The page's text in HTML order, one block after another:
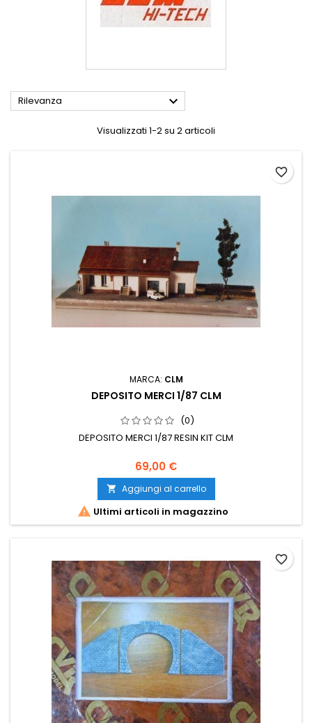
Rilevanza 
Visualizzati 1-2 su 2 articoli
MARCA: CLM
DEPOSITO MERCI 1/87 CLM
(0)
DEPOSITO MERCI 1/87 RESIN KIT CLM
69,00 €
 Aggiungi al carrello
 Ultimi articoli in magazzino
favorite_border
favorite_border